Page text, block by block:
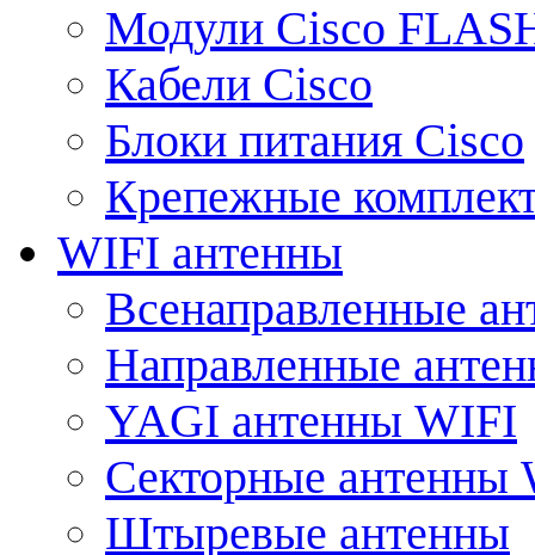
Модули Cisco
Кабели Cisco
Блоки питания Cisco
Крепежные
WIFI антенны
Всенаправленные
Направленные
YAGI антенны WIFI
Секторные антенны
Штыревые антенны